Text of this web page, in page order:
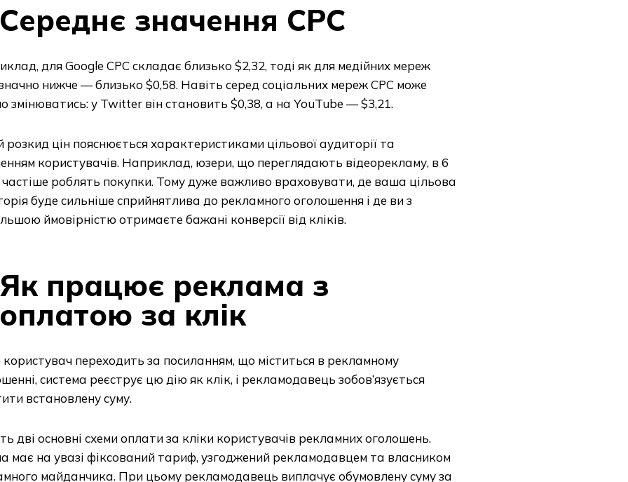
Середнє значення CPC
для Google CPC складає близько $2,32, тоді як для медійних мереж
нижче — близько $0,58. Навіть серед соціальних мереж CPC може
змінюватись: у Twitter він становить $0,38, а на YouTube — $3,21.
розкид цін пояснюється характеристиками цільової аудиторії та
користувачів. Наприклад, юзери, що переглядають відеорекламу, в 6
частіше роблять покупки. Тому дуже важливо враховувати, де ваша цільова
буде сильніше сприйнятлива до рекламного оголошення і де ви з
ймовірністю отримаєте бажані конверсії від кліків.
Як працює реклама з
оплатою за клік
переходить за посиланням, що міститься в рекламному
система реєструє цю дію як клік, і рекламодавець зобов’язується
встановлену суму.
дві основні схеми оплати за кліки користувачів рекламних оголошень.
має на увазі фіксований тариф, узгоджений рекламодавцем та власником
майданчика. При цьому рекламодавець виплачує обумовлену суму за